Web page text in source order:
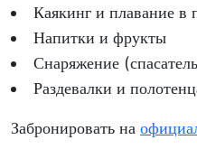
Каякинг и плавание в
Напитки и фрукты
Снаряжение
Раздевалки и
Забронировать на